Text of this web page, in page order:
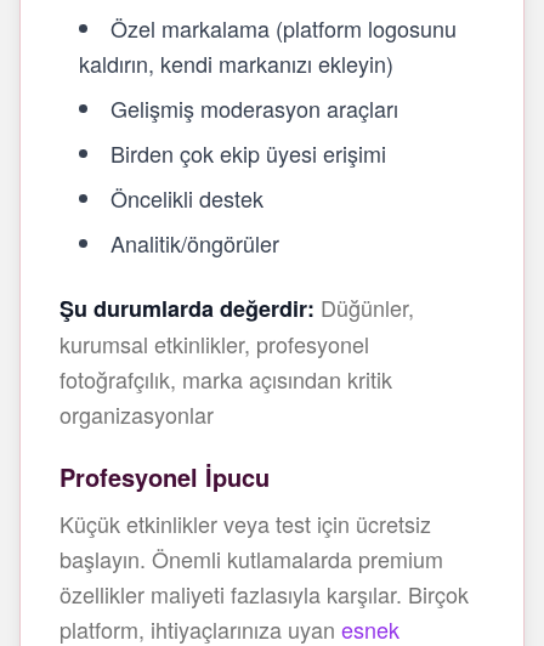
Özel markalama (platform logosunu
kaldırın, kendi markanızı ekleyin)
Gelişmiş moderasyon araçları
Birden çok ekip üyesi erişimi
Öncelikli destek
Analitik/öngörüler
Şu durumlarda değerdir: Düğünler,
kurumsal etkinlikler, profesyonel
fotoğrafçılık, marka açısından kritik
organizasyonlar
Profesyonel İpucu
Küçük etkinlikler veya test için ücretsiz
başlayın. Önemli kutlamalarda premium
özellikler maliyeti fazlasıyla karşılar. Birçok
platform, ihtiyaçlarınıza uyan esnek